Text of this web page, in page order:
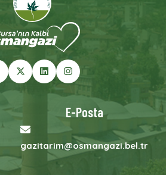
E-Posta
gazitarim@osmangazi.bel.tr